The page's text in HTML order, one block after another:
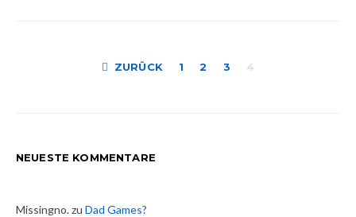
ZURÜCK 1 2 3 4
NEUESTE KOMMENTARE
Missingno.zu Dad Games?